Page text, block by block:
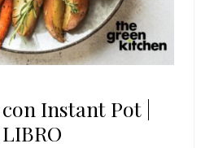
Instant Pot |
LIBRO